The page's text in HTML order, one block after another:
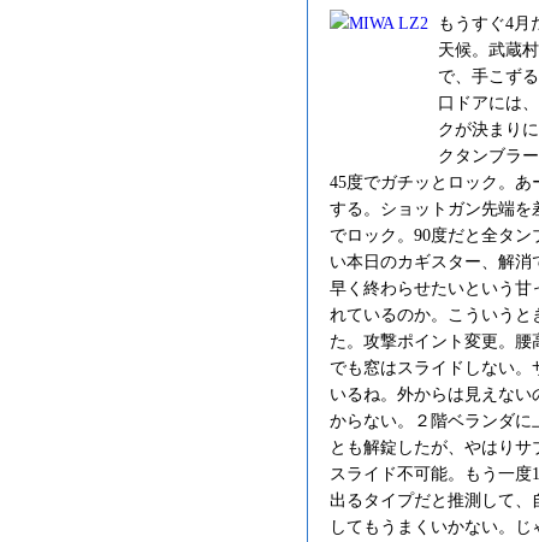
もうすぐ4月
天候。武蔵
で、手こず
口ドアには
クが決まり
クタンブラ
45度でガチッとロック。
する。ショットガン先端を
でロック。90度だと全タ
い本日のカギスター、解
早く終わらせたいという
れているのか。こういう
た。 攻撃ポイント変更。腰
でも窓はスライドしない
いるね。外からは見えな
からない。２階ベランダに
とも解錠したが、やはり
スライド不可能。もう一
出るタイプだと推測して
してもうまくいかない。